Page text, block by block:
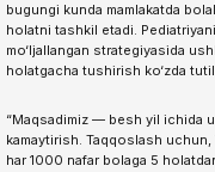
bugungi kunda mamlakatda
holatni tashkil etadi.
mo‘ljallangan strategiyasida
holatgacha tushirish ko‘zda
“Maqsadimiz — besh yil ichida
kamaytirish. Taqqoslash
har 1000 nafar bolaga 5